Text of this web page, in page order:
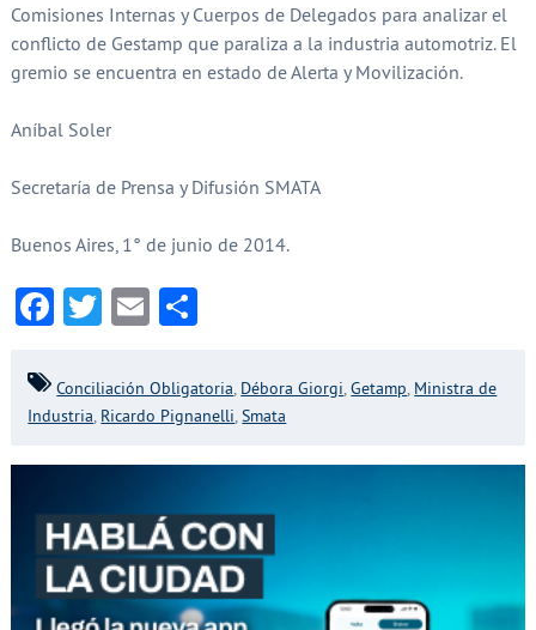
Comisiones Internas y Cuerpos de Delegados para analizar el
conflicto de Gestamp que paraliza a la industria automotriz. El
gremio se encuentra en estado de Alerta y Movilización.
Aníbal Soler
Secretaría de Prensa y Difusión SMATA
Buenos Aires, 1° de junio de 2014.
Facebook
Twitter
EmailCompartir
Conciliación Obligatoria, Débora Giorgi,Getamp, Ministra de
Industria, Ricardo Pignanelli,Smata